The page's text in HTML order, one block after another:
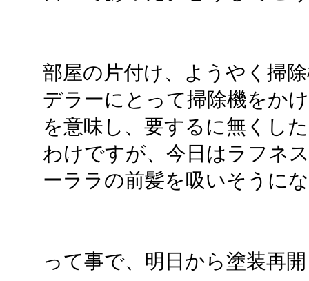
部屋の片付け、ようやく掃
デラーにとって掃除機をか
を意味し、要するに無くし
わけですが、今日はラフネ
ーララの前髪を吸いそうに
って事で、明日から塗装再